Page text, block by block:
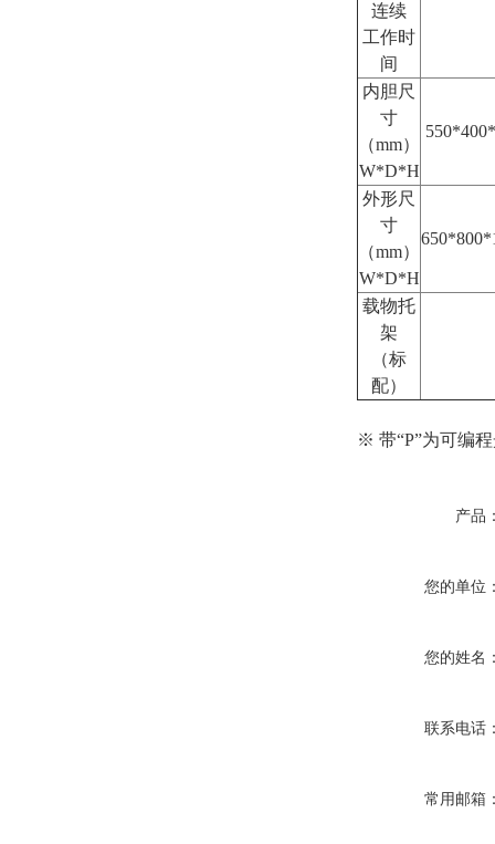
连续
工作时
间
内胆尺
寸
（mm）
W*D*H
外形尺
寸
（mm）
W*D*H
载物托
架
（标
配）
※ 带“P”为可编
产品
您的单位
您的姓名
联系电话
常用邮箱